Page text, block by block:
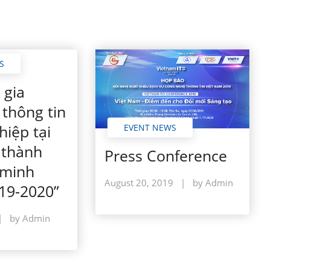
tin
tại
2020”
| by Admin
EVENT NEWS
Press Conference
August 20, 2019 | by Admin